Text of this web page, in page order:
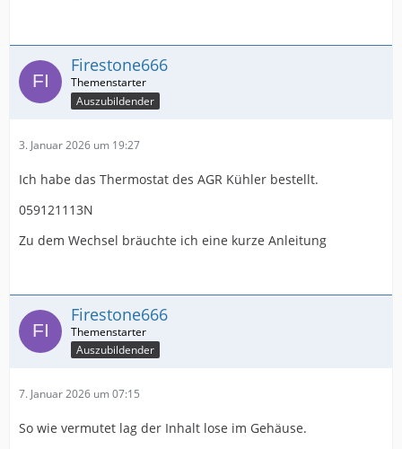
Firestone666
Auszubildender
3. Januar 2026 um 19:27
Ich habe das Thermostat des AGR Kühler bestellt.
059121113N
Zu dem Wechsel bräuchte ich eine kurze Anleitung
Firestone666
Auszubildender
7. Januar 2026 um 07:15
So wie vermutet lag der Inhalt lose im Gehäuse.